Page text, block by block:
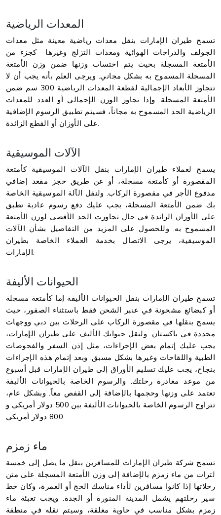
المعدات الرياضية
تسمح طيران الإمارات بنقل معدات رياضية معينة مثل معدات
الجولف والدراجات الهوائية ومعدات التزلج وغيرها كجزء من
الأمتعة المسجلة بحيث يتم احتساب وزنها ضمن وزن الأمتعة
المسجلة المسموح به بشكل مجاني. ويرجى العلم بأنه يجب أن لا
تتجاوز الأبعاد الإجمالية لقطعة المعدات الرياضية 300 سم ضمن
الأمتعة المسجلة. وإذا تجاوز الوزن الإجمالي أو العدد للمعدات
الرياضية الحد المسموح به مجاناً، فسيتم تطبيق الرسوم الإضافية
يسمح لعملاء طيران الإمارات بنقل الآلات الموسيقية كأمتعة
المقصورة أو كأمتعة مسجلة، أو عن طريق حجز مقعد إضافي
مدفوع الأجر في مقصورة الركاب. ولنقل الآلة الموسيقية الخاصة
بك ضمن الأمتعة المسجلة، يجب عليك دفع رسوم عادية تطبق
على الأوزان الزائدة في حال تجاوزت الحد الأقصى لوزن الأمتعة
المسموح به. وللحصول على المزيد من التفاصيل بشأن الآلات
الموسيقية، يرجى الاتصال بخدمة العملاء الخاصة بطيران
تسمح طيران الإمارات بنقل الحيوانات الأليفة إما كأمتعة مسجلة
أو كبضائع مشحونة في عنبر الشحن فقط باستثناء الصقور، حيث
يسمح بنقلها في مقصورة الركاب على الرحلات بين دبي ووجهات
محددة في باكستان. ولنقل حيوانك الأليف على طيران الإمارات،
يجب عليك إتمام بعض الإجراءات، مثل إذن السفر والفحوصات
الطبية واللقاحات وغيرها بشكل مسبق. وبعد إتمام هذه الإجراءات
بنجاح، يجب عليك تسليم الأوراق إلى طيران الإمارات قبل أسبوع
من موعد مغادرة رحلتك. والرسوم الخاصة بالحيوانات الأليفة
تعتمد على وزنها وحجمها بالإضافة إلى القفص معاً. وبشكل عام،
تتراوح الرسوم الخاصة بالحيوانات الأليفة بين 500 دولار أمريكي و
ماء زمزم
تسمح شركة طيران الإمارات للمسافرين بنقل ما يصل إلى خمسة
لترات من ماء زمزم بالإضافة إلى وزن الأمتعة المسجلة على متن
رحلاتها إذا كانوا مسافرين لأداء مناسك الحج أو العمرة، وكان خط
سير رحلتهم يشمل المدينة المنورة أو الجدة. ويجب تعبئة ماء
زمزم بشكل مناسب في حاوية مغلقة، وسيتم نقله في منطقة